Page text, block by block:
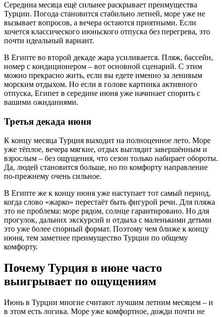
Середина месяца ещё сильнее раскрывает преимущества
Турции. Погода становится стабильно летней, море уже не
вызывает вопросов, а вечера остаются приятными. Если
хочется классического июньского отпуска без перегрева, это
почти идеальный вариант.
В Египте во второй декаде жара усиливается. Пляж, бассейн,
номер с кондиционером – вот основной сценарий. С этим
можно прекрасно жить, если вы едете именно за ленивым
морским отдыхом. Но если в голове картинка активного
отпуска, Египет в середине июня уже начинает спорить с
вашими ожиданиями.
Третья декада июня
К концу месяца Турция выходит на полноценное лето. Море
уже тёплое, вечера мягкие, отдых выглядит завершённым и
взрослым – без ощущения, что сезон только набирает обороты.
Да, людей становится больше, но по комфорту направление
по-прежнему очень сильное.
В Египте же к концу июня уже наступает тот самый период,
когда слово «жарко» перестаёт быть фигурой речи. Для пляжа
это не проблема: море рядом, солнце гарантировано. Но для
прогулок, дальних экскурсий и отдыха с маленькими детьми
это уже более спорный формат. Поэтому чем ближе к концу
июня, тем заметнее преимущество Турции по общему
комфорту.
Почему Турция в июне часто
выигрывает по ощущениям
Июнь в Турции многие считают лучшим летним месяцем – и
в этом есть логика. Море уже комфортное, дожди почти не